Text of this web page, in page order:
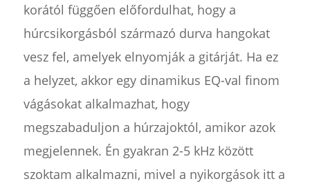
korától függően előfordulhat, hogy a
húrcsikorgásból származó durva hangokat
vesz fel, amelyek elnyomják a gitárját. Ha ez
a helyzet, akkor egy dinamikus EQ-val finom
vágásokat alkalmazhat, hogy
megszabaduljon a húrzajoktól, amikor azok
megjelennek. Én gyakran 2-5 kHz között
szoktam alkalmazni, mivel a nyikorgások itt a